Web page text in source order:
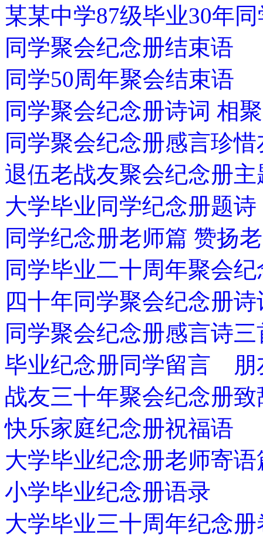
某某中学87级毕业30年
同学聚会纪念册结束语
同学50周年聚会结束语
同学聚会纪念册诗词 相聚
同学聚会纪念册感言珍
退伍老战友聚会纪念册
大学毕业同学纪念册题诗
同学纪念册老师篇 赞扬
同学毕业二十周年聚会
四十年同学聚会纪念册
同学聚会纪念册感言诗三
毕业纪念册同学留言 朋
战友三十年聚会纪念册致
快乐家庭纪念册祝福语
大学毕业纪念册老师寄语
小学毕业纪念册语录
大学毕业三十周年纪念册